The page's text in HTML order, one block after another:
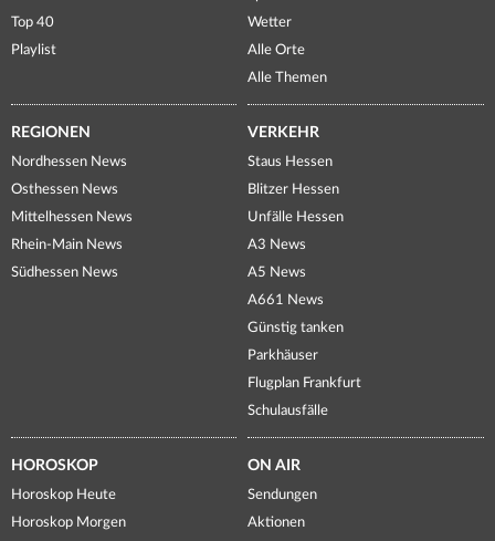
Top 40
Playlist
Wetter
Alle Orte
Alle Themen
REGIONEN
Nordhessen News
Osthessen News
Mittelhessen News
Rhein-Main News
Südhessen News
VERKEHR
Staus Hessen
Blitzer Hessen
Unfälle Hessen
A3 News
A5 News
A661 News
Günstig tanken
Parkhäuser
Flugplan Frankfurt
Schulausfälle
HOROSKOP
Horoskop Heute
Horoskop Morgen
ON AIR
Sendungen
Aktionen